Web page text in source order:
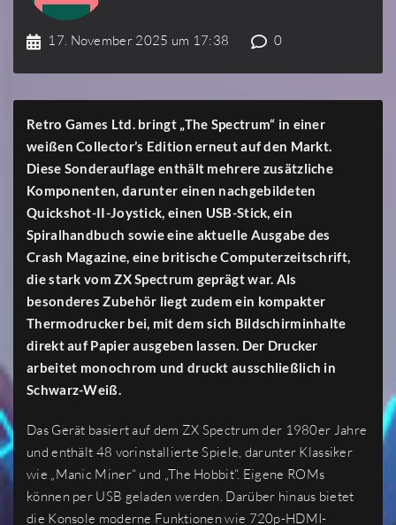
17. November 2025 um 17:38 0
Retro Games Ltd. bringt „The Spectrum“ in einer
weißen Collector’s Edition erneut auf den Markt.
Diese Sonderauflage enthält mehrere zusätzliche
Komponenten, darunter einen nachgebildeten
Quickshot-II-Joystick, einen USB-Stick, ein
Spiralhandbuch sowie eine aktuelle Ausgabe des
Crash Magazine, eine britische Computerzeitschrift,
die stark vom ZX Spectrum geprägt war. Als
besonderes Zubehör liegt zudem ein kompakter
Thermodrucker bei, mit dem sich Bildschirminhalte
direkt auf Papier ausgeben lassen. Der Drucker
arbeitet monochrom und druckt ausschließlich in
Schwarz-Weiß.
Das Gerät basiert auf dem ZX Spectrum der 1980er Jahre
und enthält 48 vorinstallierte Spiele, darunter Klassiker
wie „Manic Miner“ und „The Hobbit“. Eigene ROMs
können per USB geladen werden. Darüber hinaus bietet
die Konsole moderne Funktionen wie 720p-HDMI-